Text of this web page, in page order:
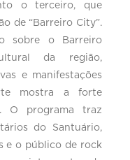
o terceiro, que
de “Barreiro City”.
sobre o Barreiro
da região,
e manifestações
mostra a forte
O programa traz
do Santuário,
e o público de rock